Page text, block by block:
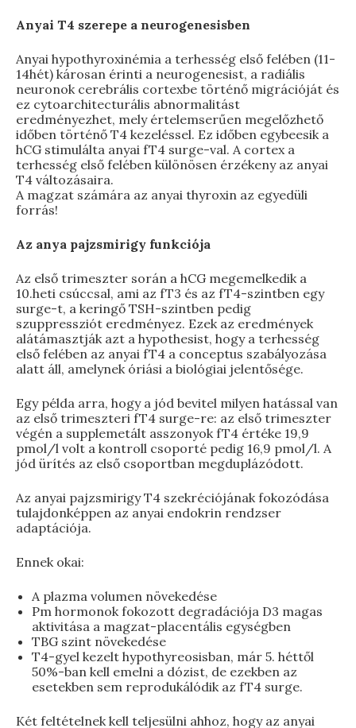
Anyai T4 szerepe a neurogenesisben
Anyai hypothyroxinémia a terhesség első felében (11-
14hét) károsan érinti a neurogenesist, a radiális
neuronok cerebrális cortexbe történő migrációját és
ez cytoarchitecturális abnormalitást
eredményezhet, mely értelemserűen megelőzhető
időben történő T4 kezeléssel. Ez időben egybeesik a
hCG stimulálta anyai fT4 surge-val. A cortex a
terhesség első felében különösen érzékeny az anyai
T4 változásaira.
A magzat számára az anyai thyroxin az egyedüli
forrás!
Az anya pajzsmirigy funkciója
Az első trimeszter során a hCG megemelkedik a
10.heti csúccsal, ami az fT3 és az fT4-szintben egy
surge-t, a keringő TSH-szintben pedig
szuppressziót eredményez. Ezek az eredmények
alátámasztják azt a hypothesist, hogy a terhesség
első felében az anyai fT4 a conceptus szabályozása
alatt áll, amelynek óriási a biológiai jelentősége.
Egy példa arra, hogy a jód bevitel milyen hatással van
az első trimeszteri fT4 surge-re: az első trimeszter
végén a supplemetált asszonyok fT4 értéke 19,9
pmol/l volt a kontroll csoporté pedig 16,9 pmol/l. A
jód ürítés az első csoportban megduplázódott.
Az anyai pajzsmirigy T4 szekréciójának fokozódása
tulajdonképpen az anyai endokrin rendzser
adaptációja.
Ennek okai:
A plazma volumen növekedése
Pm hormonok fokozott degradációja D3 magas
aktivitása a magzat-placentális egységben
TBG szint növekedése
T4-gyel kezelt hypothyreosisban, már 5. héttől
50%-ban kell emelni a dózist, de ezekben az
esetekben sem reprodukálódik az fT4 surge.
Két feltételnek kell teljesülni ahhoz, hogy az anyai